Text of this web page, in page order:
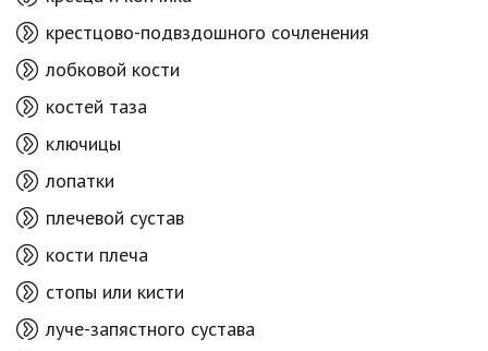
крестцово-подвздошного сочленения
лобковой кости
костей таза
ключицы
лопатки
плечевой сустав
кости плеча
стопы или кисти
луче-запястного сустава